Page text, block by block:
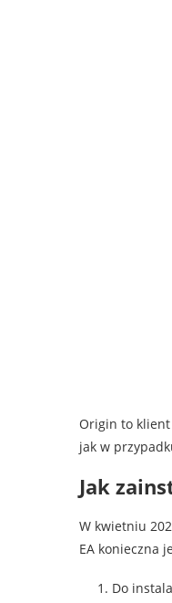
Origin to klient
jak w
Jak
W kwietniu
EA konieczna
Do